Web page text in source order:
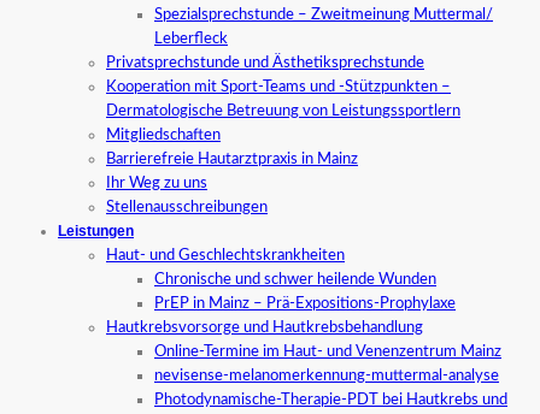
Spezialsprechstunde – Zweitmeinung Muttermal/
Leberfleck
Privatsprechstunde und Ästhetiksprechstunde
Kooperation mit Sport-Teams und -Stützpunkten –
Dermatologische Betreuung von Leistungssportlern
Mitgliedschaften
Barrierefreie Hautarztpraxis in Mainz
Ihr Weg zu uns
Stellenausschreibungen
Leistungen
Haut- und Geschlechtskrankheiten
Chronische und schwer heilende Wunden
PrEP in Mainz – Prä-Expositions-Prophylaxe
Hautkrebsvorsorge und Hautkrebsbehandlung
Online-Termine im Haut- und Venenzentrum Mainz
nevisense-melanomerkennung-muttermal-analyse
Photodynamische-Therapie-PDT bei Hautkrebs und